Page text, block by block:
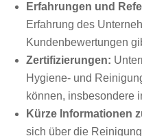
Erfahrungen und
Erfahrung des
Kundenbewertungen
Zertifizierungen:
Hygiene- und
können, insbesondere
Kürze Informationen
sich über die